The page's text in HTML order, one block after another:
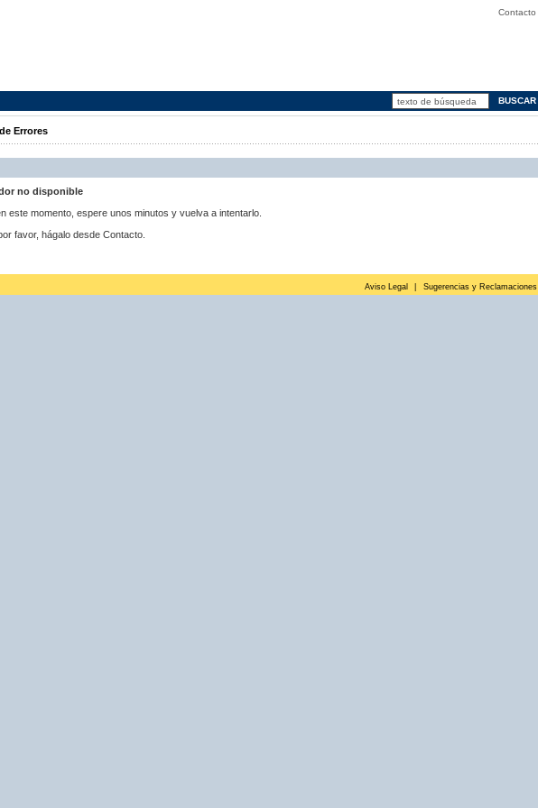
Contacto
Errores
no disponible
este momento, espere unos minutos y vuelva a intentarlo.
favor, hágalo desde Contacto.
Aviso Legal Sugerencias y Reclamaciones